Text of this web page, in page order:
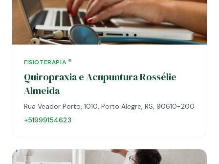
FISIOTERAPIA
Quiropraxia e Acupuntura Rossélie
Almeida
Rua Veador Porto, 1010, Porto Alegre, RS, 90610-200
+51999154623